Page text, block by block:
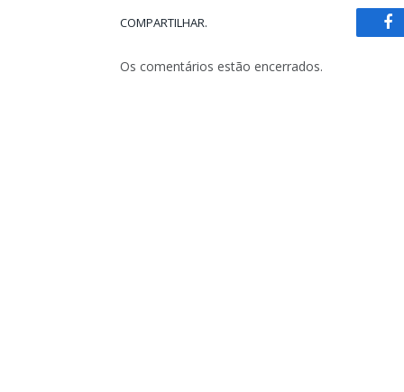
COMPARTILHAR.
Os comentários estão encerrados.